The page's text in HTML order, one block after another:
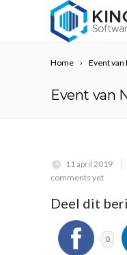
Home Event van
Event van
11 april 2019
comments yet
Deel dit
0